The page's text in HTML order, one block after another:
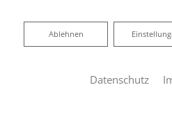
Ablehnen
Ablehnen
Datenschutz